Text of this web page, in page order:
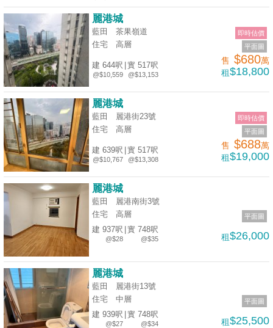
平面圖
即時估價
麗港城
藍田 茶果嶺道
住宅
高層
建 644呎
@$10,559
實 517呎
@$13,153
售 $680萬
租$18,800
平面圖
即時估價
麗港城
藍田 麗港街23號
住宅
高層
建 639呎
@$10,767
實 517呎
@$13,308
售 $688萬
租$19,000
平面圖
麗港城
藍田 麗港南街3號
住宅
高層
建 937呎
@$28
實 748呎
@$35 租$26,000
平面圖
麗港城
藍田 麗港街13號
住宅
中層
建 939呎
@$27
實 748呎
@$34 租$25,500